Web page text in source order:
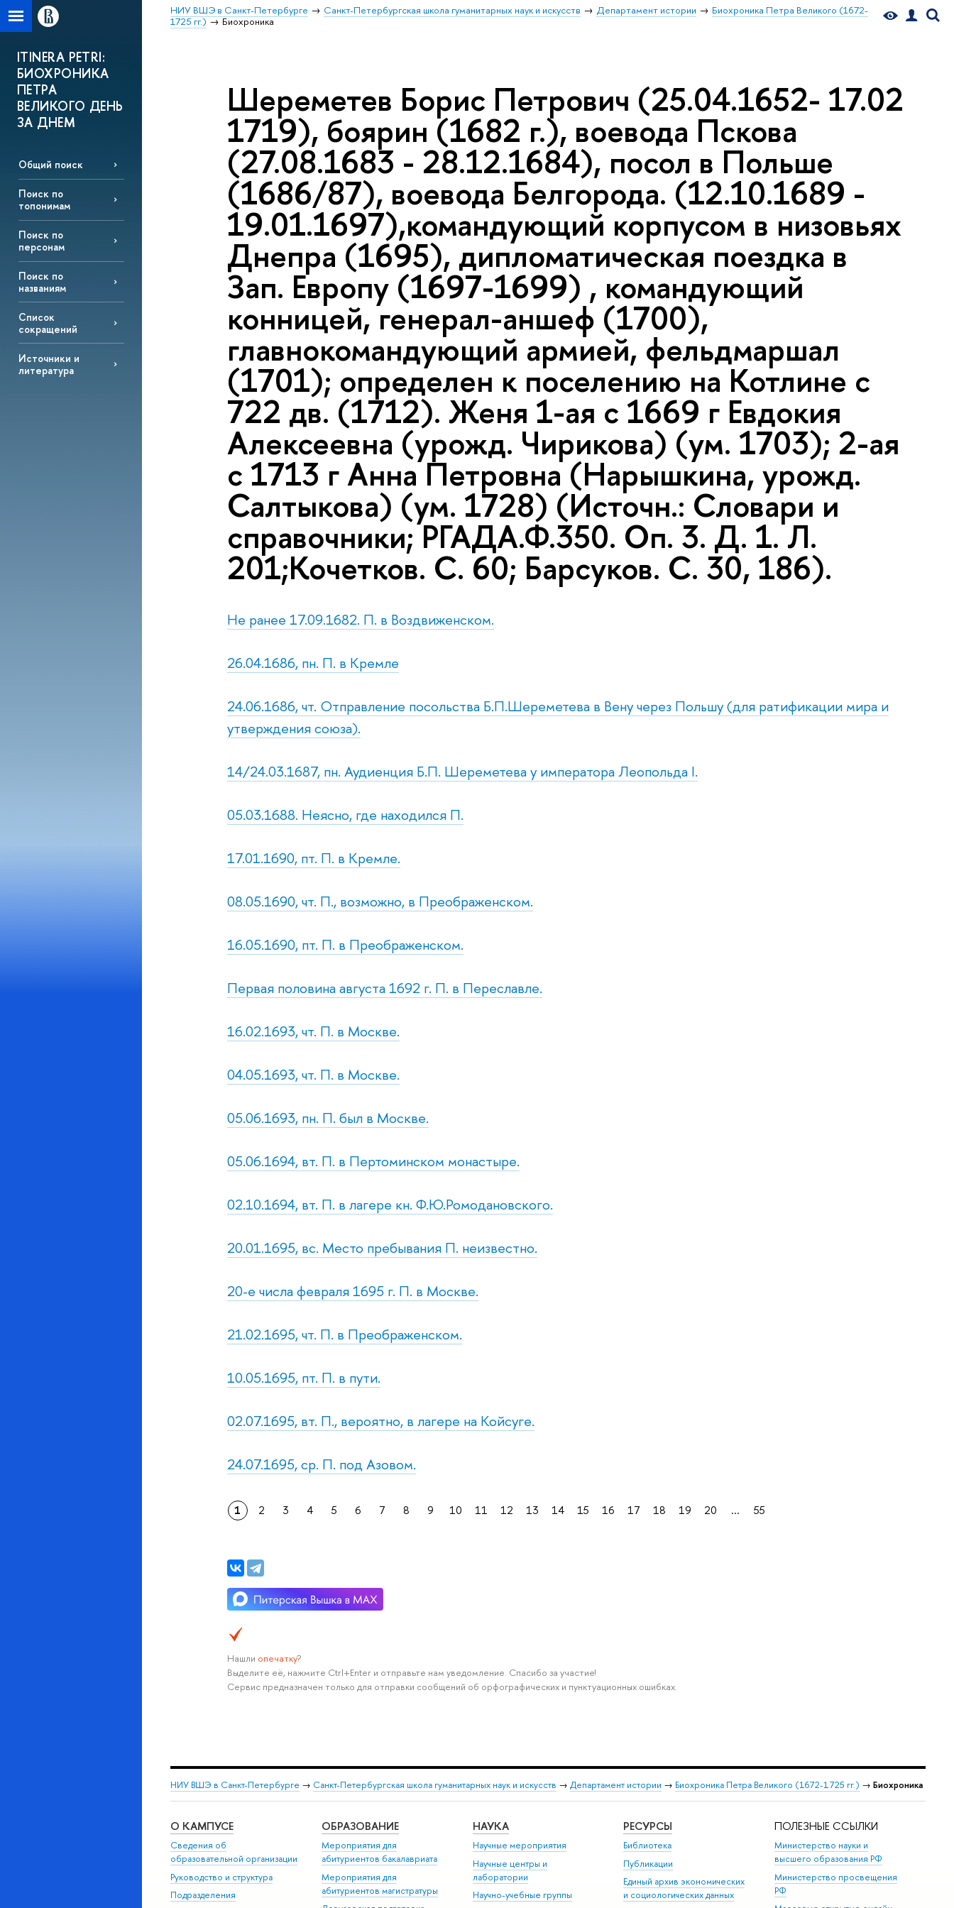
НИУ ВШЭ в Санкт-Петербурге Санкт-Петербургская школа гуманитарных наук и искусств Департамент истории
Биохроника Петра Великого (1672-
1725 гг.)
Биохроника
ITINERA PETRI:
БИОХРОНИКА
ПЕТРА
ВЕЛИКОГО ДЕНЬ
ЗА ДНЕМ
Общий поиск
Поиск по
топонимам
Поиск по
персонам
Поиск по
названиям
Список
сокращений
Источники и
литература
Шереметев Борис Петрович (25.04.1652- 17.02
1719), боярин (1682 г.), воевода Пскова
(27.08.1683 - 28.12.1684), посол в Польше
(1686/87), воевода Белгорода. (12.10.1689 -
19.01.1697),командующий корпусом в низовьях
Днепра (1695), дипломатическая поездка в
Зап. Европу (1697-1699) , командующий
конницей, генерал-аншеф (1700),
главнокомандующий армией, фельдмаршал
(1701); определен к поселению на Котлине с
722 дв. (1712). Женя 1-ая с 1669 г Евдокия
Алексеевна (урожд. Чирикова) (ум. 1703); 2-ая
с 1713 г Анна Петровна (Нарышкина, урожд.
Салтыкова) (ум. 1728) (Источн.: Словари и
справочники; РГАДА.Ф.350. Оп. 3. Д. 1. Л.
201;Кочетков. С. 60; Барсуков. С. 30, 186).
Не ранее 17.09.1682. П. в Воздвиженском.
26.04.1686, пн. П. в Кремле
24.06.1686, чт. Отправление посольства Б.П.Шереметева в Вену через Польшу (для ратификации мира и
утверждения союза).
14/24.03.1687, пн. Аудиенция Б.П. Шереметева у императора Леопольда I.
05.03.1688. Неясно, где находился П.
17.01.1690, пт. П. в Кремле.
08.05.1690, чт. П., возможно, в Преображенском.
16.05.1690, пт. П. в Преображенском.
Первая половина августа 1692 г. П. в Переславле.
16.02.1693, чт. П. в Москве.
04.05.1693, чт. П. в Москве.
05.06.1693, пн. П. был в Москве.
05.06.1694, вт. П. в Пертоминском монастыре.
02.10.1694, вт. П. в лагере кн. Ф.Ю.Ромодановского.
20.01.1695, вс. Место пребывания П. неизвестно.
20-е числа февраля 1695 г. П. в Москве.
21.02.1695, чт. П. в Преображенском.
10.05.1695, пт. П. в пути.
02.07.1695, вт. П., вероятно, в лагере на Койсуге.
24.07.1695, ср. П. под Азовом.
1 2 3 4 5 6 7 8 9 10 11 12 13 14 15 16 17 18 19 20 ... 55
Нашли опечатку?
Выделите её, нажмите Ctrl+Enter и отправьте нам уведомление. Спасибо за участие!
Сервис предназначен только для отправки сообщений об орфографических и пунктуационных ошибках.
НИУ ВШЭ в Санкт-Петербурге → Санкт-Петербургская школа гуманитарных наук и искусств → Департамент истории → Биохроника Петра Великого (1672-1725 гг.) → Биохроника
О КАМПУСЕ
Сведения об
образовательной организации
Руководство и структура
Подразделения
ОБРАЗОВАНИЕ
Мероприятия для
абитуриентов бакалавриата
Мероприятия для
абитуриентов магистратуры
НАУКА
Научные мероприятия
Научные центры и
лаборатории
Научно-учебные группы
РЕСУРСЫ
Библиотека
Публикации
Единый архив экономических
и социологических данных
ПОЛЕЗНЫЕ ССЫЛКИ
Министерство науки и
высшего образования РФ
Министерство просвещения
РФ